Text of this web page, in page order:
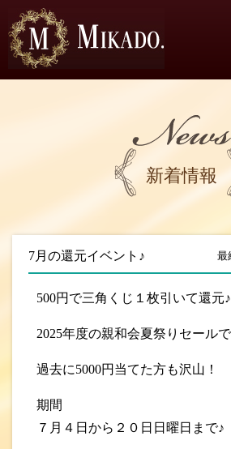
新着情報
7月の還元イベント♪ 最
500円で三角くじ１枚引いて還元♪
2025年度の親和会夏祭りセール
過去に5000円当てた方も沢山！
期間
７月４日から２０日日曜日まで♪